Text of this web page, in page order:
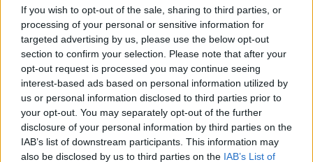
If you wish to opt-out of the sale, sharing to third parties, or
processing of your personal or sensitive information for
targeted advertising by us, please use the below opt-out
section to confirm your selection. Please note that after your
opt-out request is processed you may continue seeing
interest-based ads based on personal information utilized by
us or personal information disclosed to third parties prior to
your opt-out. You may separately opt-out of the further
disclosure of your personal information by third parties on the
IAB’s list of downstream participants. This information may
also be disclosed by us to third parties on the IAB’s List of
pic.twitter.com/sP5iwLASnr
— Barça Basket (@FCBbasket) July 21, 2025